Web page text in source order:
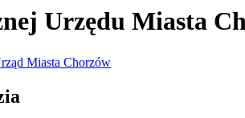
Urzędu Miasta